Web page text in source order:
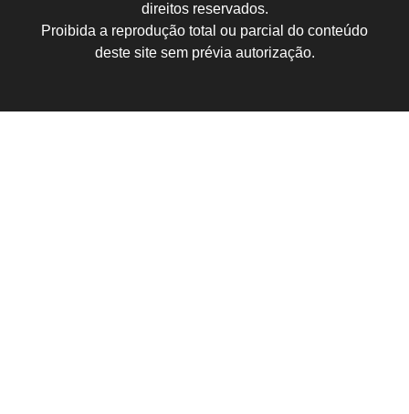
direitos reservados.
Proibida a reprodução total ou parcial do conteúdo
deste site sem prévia autorização.